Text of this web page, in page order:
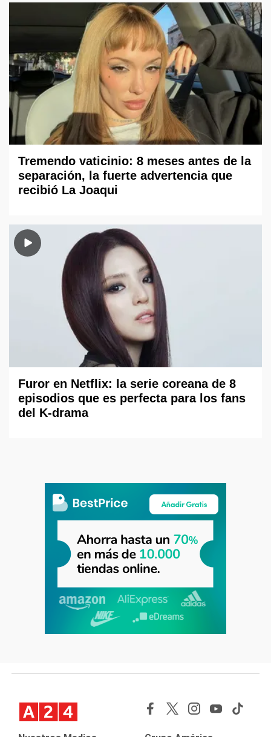
Tremendo vaticinio: 8 meses antes de la
separación, la fuerte advertencia que
recibió La Joaqui
Furor en Netflix: la serie coreana de 8
episodios que es perfecta para los fans
del K-drama